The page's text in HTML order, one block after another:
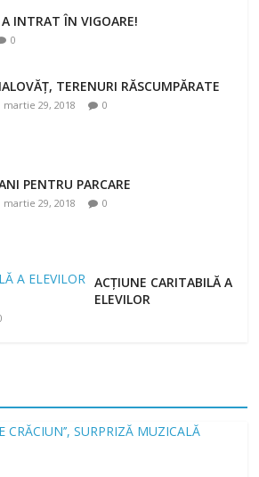
0INTRAT ÎN VIGOARE!
0
TERENURI RĂSCUMPĂRATE
martie 29, 2018 0
PENTRU PARCARE
martie 29, 2018 0
ACȚIUNE CARITABILĂ A
ELEVILOR